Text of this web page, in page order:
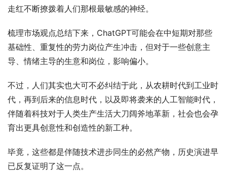
走红不断撩拨着人们那根最敏感的神经。
梳理市场观点总结下来，ChatGPT可能会在中短期对那些
基础性、重复性的劳力岗位产生冲击，但对于一些创意主
导、情绪主导的生意和岗位，影响偏小。
不过，人们其实也大可不必纠结于此，从农耕时代到工业时
代，再到后来的信息时代，以及即将袭来的人工智能时代，
伴随着科技对于人类生产生活大刀阔斧地革新，社会也会孕
育出更具创意性和创造性的新工种。
毕竟，这些都是伴随技术进步同生的必然产物，历史演进早
已反复证明了这一点。